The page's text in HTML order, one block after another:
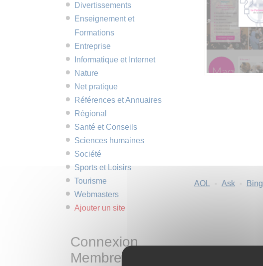
AOL - Ask - Bing
Divertissements
Enseignement et
Formations
Entreprise
Informatique et Internet
Nature
Net pratique
Références et Annuaires
Régional
Santé et Conseils
Sciences humaines
Société
Sports et Loisirs
Tourisme
Webmasters
Ajouter un site
Connexion
Membres